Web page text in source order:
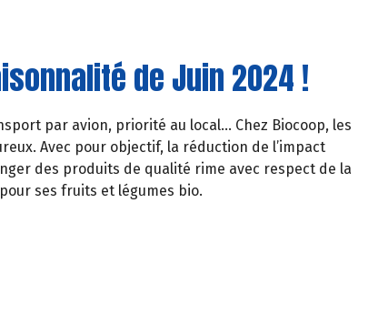
de Juin 2024 !
par avion, priorité au local… Chez Biocoop, les
Avec pour objectif, la réduction de l’impact
des produits de qualité rime avec respect de la
ses fruits et légumes bio.